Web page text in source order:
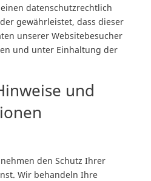
datenschutzrechtlich
gewährleistet, dass dieser
unserer Websitebesucher
und unter Einhaltung der
und
den Schutz Ihrer
Wir behandeln Ihre